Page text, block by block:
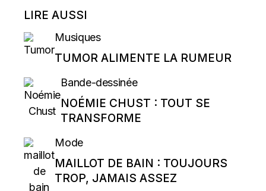
LIRE AUSSI
Musiques
TUMOR ALIMENTE LA RUMEUR
Bande-dessinée
NOÉMIE CHUST : TOUT SE
TRANSFORME
Mode
MAILLOT DE BAIN : TOUJOURS
TROP, JAMAIS ASSEZ